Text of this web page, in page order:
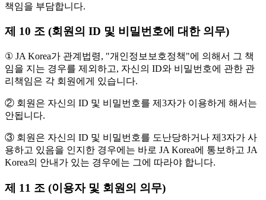
책임을 부담합니다.
제 10 조 (회원의 ID 및 비밀번호에 대한 의무)
① JA Korea가 관계법령, "개인정보보호정책"에 의해서 그 책
임을 지는 경우를 제외하고, 자신의 ID와 비밀번호에 관한 관
리책임은 각 회원에게 있습니다.
② 회원은 자신의 ID 및 비밀번호를 제3자가 이용하게 해서는
안됩니다.
③ 회원은 자신의 ID 및 비밀번호를 도난당하거나 제3자가 사
용하고 있음을 인지한 경우에는 바로 JA Korea에 통보하고 JA
Korea의 안내가 있는 경우에는 그에 따라야 합니다.
제 11 조 (이용자 및 회원의 의무)